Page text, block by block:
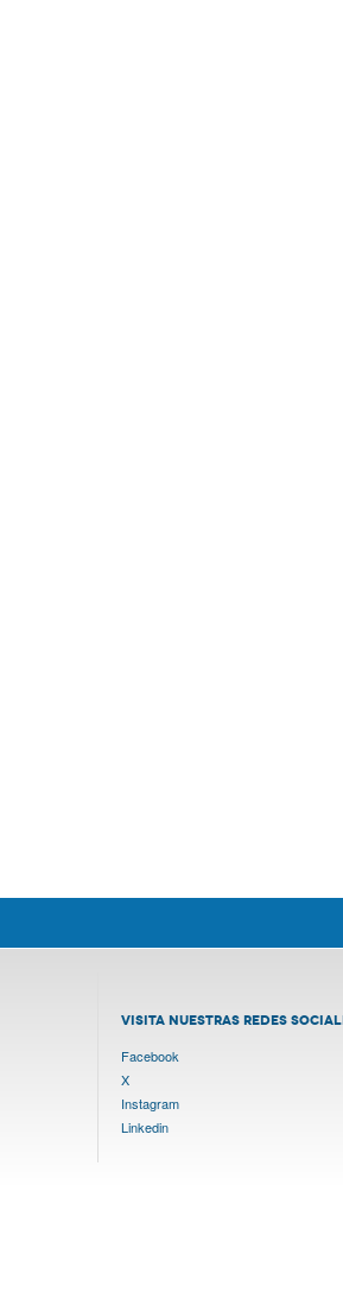
VISITA NUESTRAS REDES
Facebook
X
Instagram
Linkedin